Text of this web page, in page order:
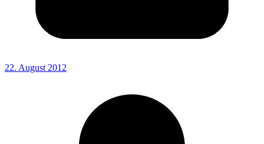
22. August 2012